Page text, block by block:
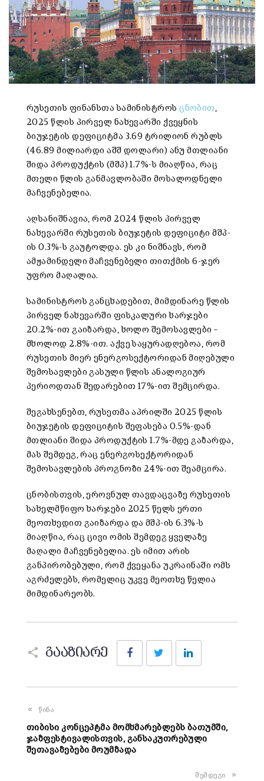
რუსეთის ფინანსთა სამინისტროსცნობით ,
2025 წლის პირველ ნახევარში ქვეყნის
ბიუჯეტის დეფიციტმა 3.69 ტრილიონ რუბლს
(46.89 მილიარდი აშშ დოლარი) ანუ მთლიანი
შიდა პროდუქტის (მშპ) 1.7%-ს მიაღწია, რაც
მთელი წლის განმავლობაში მოსალოდნელი
მაჩვენებელია.
აღსანიშნავია, რომ 2024 წლის პირველ
ნახევარში რუსეთის ბიუჯეტის დეფიციტი მშპ-
ის 0.3%-ს გაუტოლდა. ეს კი ნიშნავს, რომ
ამჟამინდელი მაჩვენებელი თითქმის 6-ჯერ
უფრო მაღალია.
სამინისტროს განცხადებით, მიმდინარე წლის
პირველ ნახევარში ფისკალური ხარჯები
20.2%-ით გაიზარდა, ხოლო შემოსავლები –
მხოლოდ 2.8%-ით. აქვე საყურადღებოა, რომ
რუსეთის მიერ ენერგოსექტორიდან მიღებული
შემოსავლები გასული წლის ანალოგიურ
პერიოდთან შედარებით 17%-ით შემცირდა.
შეგახსენებთ, რუსეთმა აპრილში 2025 წლის
ბიუჯეტის დეფიციტის შეფასება 0.5%-დან
მთლიანი შიდა პროდუქტის 1.7%-მდე გაზარდა,
მას შემდეგ, რაც ენერგოსექტორიდან
შემოსავლების პროგნოზი 24%-ით შეამცირა.
ცნობისთვის, ეროვნულ თავდაცვაზე რუსეთის
სახელმწიფო ხარჯები 2025 წელს ერთი
მეოთხედით გაიზარდა და მშპ-ის 6.3%-ს
მიაღწია, რაც ცივი ომის შემდეგ ყველაზე
მაღალი მაჩვენებელია. ეს იმით არის
განპირობებული, რომ ქვეყანა უკრაინაში ომს
აგრძელებს, რომელიც უკვე მეოთხე წელია
მიმდინარეობს.
გააზიარე
FacebookTwitter
წინა
თიბისი კონცეპტმა მომხმარებლებს ბათუმში,
ჯაზფესტივალისთვის, განსაკუთრებული
შეთავაზებები მოუმზადა
შემდეგი